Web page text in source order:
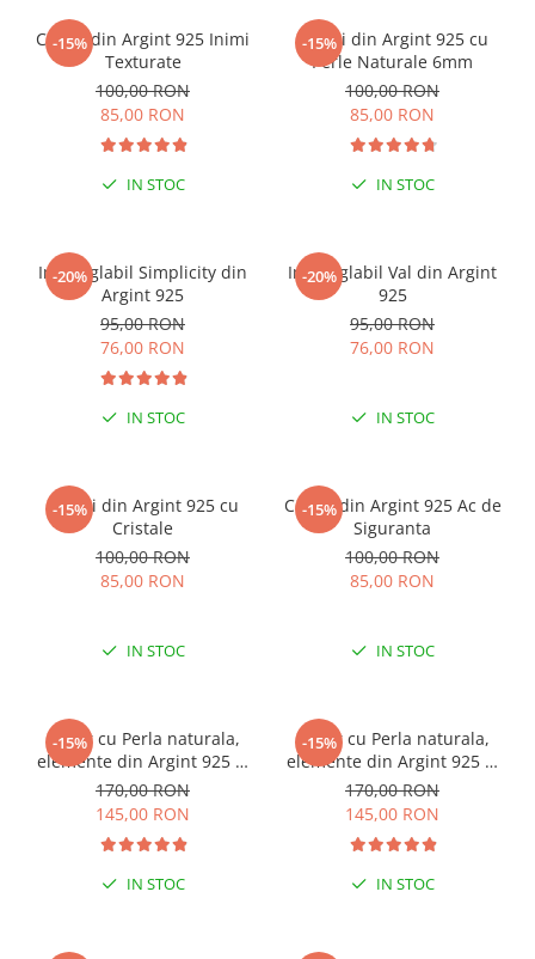
-15%
Cercei din Argint 925 Inimi
Texturate
100,00 RON
85,00 RON
IN STOC
-15%
Cercei din Argint 925 cu
Perle Naturale 6mm
100,00 RON
85,00 RON
IN STOC
-20%
Inel reglabil Simplicity din
Argint 925
95,00 RON
76,00 RON
IN STOC
-20%
Inel reglabil Val din Argint
925
95,00 RON
76,00 RON
IN STOC
-15%
Cercei din Argint 925 cu
Cristale
100,00 RON
85,00 RON
IN STOC
-15%
Cercei din Argint 925 Ac de
Siguranta
100,00 RON
85,00 RON
IN STOC
-15%
Colier cu Perla naturala,
elemente din Argint 925 si
margele Miyuki, multicolor
170,00 RON
145,00 RON
IN STOC
-15%
Colier cu Perla naturala,
elemente din Argint 925 si
margele Miyuki, verde/kiwi
170,00 RON
145,00 RON
IN STOC